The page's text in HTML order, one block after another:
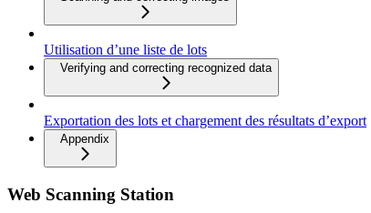
Utilisation d’une liste de lots
Verifying and correcting recognized data
Exportation des lots et chargement des résultats d’export
Appendix
Web Scanning Station